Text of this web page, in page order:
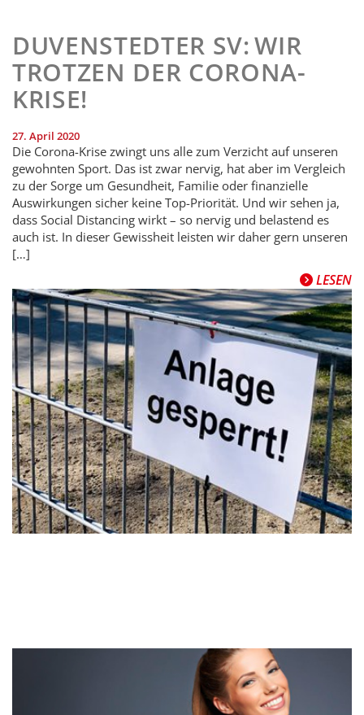
DUVENSTEDTER SV: WIR
TROTZEN DER CORONA-
KRISE!
27. April 2020
Die Corona-Krise zwingt uns alle zum Verzicht auf unseren
gewohnten Sport. Das ist zwar nervig, hat aber im Vergleich
zu der Sorge um Gesundheit, Familie oder finanzielle
Auswirkungen sicher keine Top-Priorität. Und wir sehen ja,
dass Social Distancing wirkt – so nervig und belastend es
auch ist. In dieser Gewissheit leisten wir daher gern unseren
[…]
LESEN